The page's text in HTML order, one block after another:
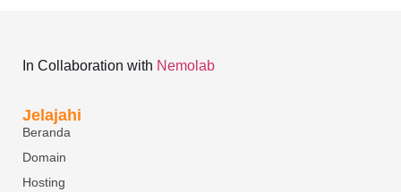
In Collaboration with Nemolab
Jelajahi
Beranda
Domain
Hosting